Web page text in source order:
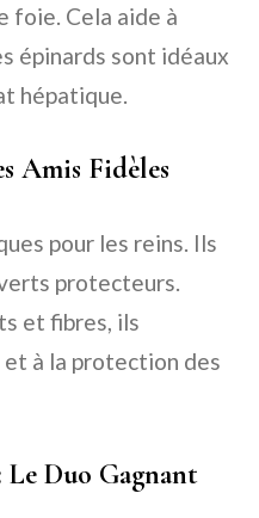
foie. Cela aide à
épinards sont idéaux
hépatique.
Amis Fidèles
pour les reins. Ils
protecteurs.
et fibres, ils
à la protection des
Duo Gagnant